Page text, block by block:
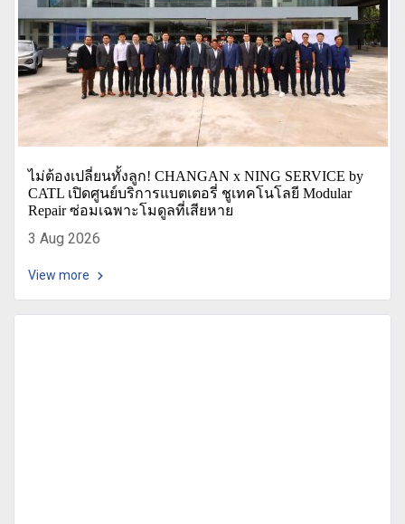
ไม่ต้องเปลี่ยนทั้งลูก! CHANGAN x NING SERVICE by
CATL เปิดศูนย์บริการแบตเตอรี่ ชูเทคโนโลยี Modular
Repair ซ่อมเฉพาะโมดูลที่เสียหาย
3 Aug 2026
View more